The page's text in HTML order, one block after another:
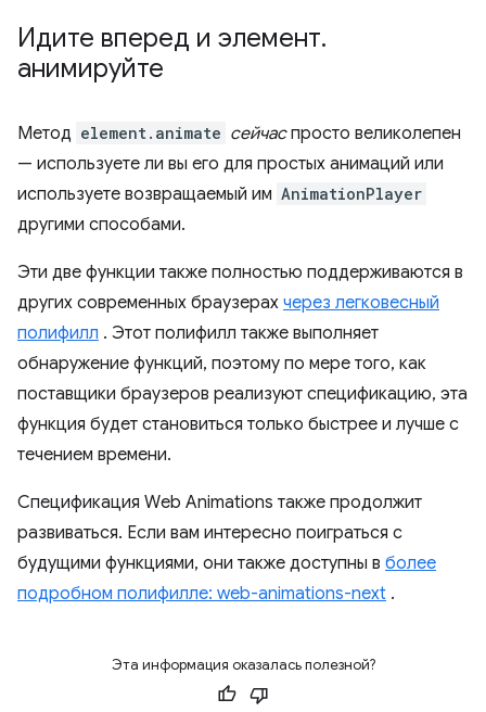
Идите вперед и элемент.
анимируйте
Метод element.animate сейчаспросто великолепен
— используете ли вы его для простых анимаций или
используете возвращаемый им AnimationPlayer
другими способами.
Эти две функции также полностью поддерживаются в
других современных браузерах через легковесный
полифилл . Этот полифилл также выполняет
обнаружение функций, поэтому по мере того, как
поставщики браузеров реализуют спецификацию, эта
функция будет становиться только быстрее и лучше с
течением времени.
Спецификация Web Animations также продолжит
развиваться. Если вам интересно поиграться с
будущими функциями, они также доступны в более
подробном полифилле: web-animations-next .
Эта информация оказалась полезной?